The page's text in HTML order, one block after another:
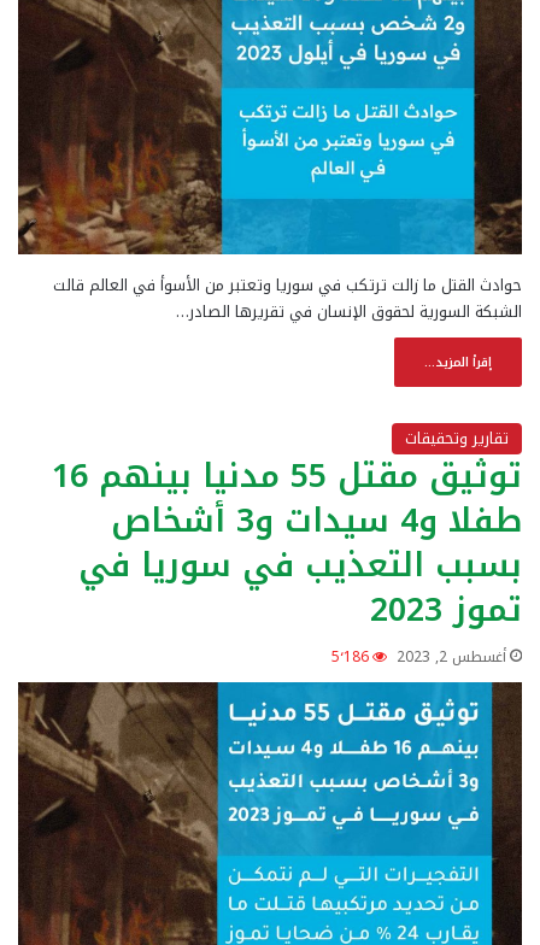
حوادث القتل ما زالت ترتكب في سوريا وتعتبر من الأسوأ في العالم قالت
الشبكة السورية لحقوق الإنسان في تقريرها الصادر…
إقرأ المزيد...
تقارير وتحقيقات
توثيق مقتل 55 مدنيا بينهم 16
طفلا و4 سيدات و3 أشخاص
بسبب التعذيب في سوريا في
تموز 2023
أغسطس 2, 2023 5٬186